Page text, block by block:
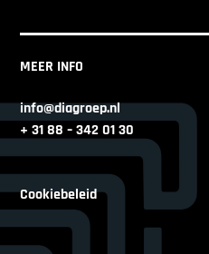
MEER INFO
info@diagroep.nl
+ 31 88 – 342 01 30
Cookiebeleid